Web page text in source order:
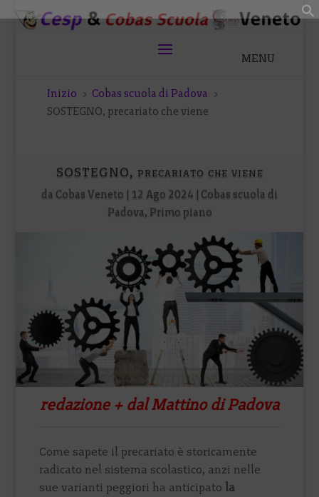
Inizio 5 Cobas scuola di Padova 5
SOSTEGNO, precariato che viene
SOSTEGNO, precariato che viene
da Cobas Veneto 12 Ago 2024
Cobas scuola di
Padova, Primo piano
redazione + dal Mattino di Padova
Come sapete il precariato è storicamente
radicato nel sistema scolastico, anzi nelle
sue varianti peggiori ha anticipato la